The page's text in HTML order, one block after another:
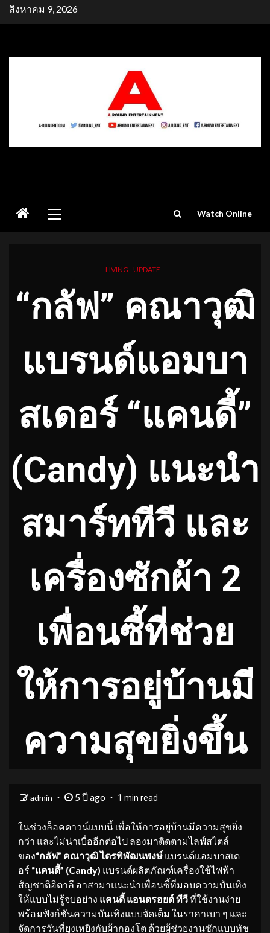
Skipสิงหาคม 9, 2026
Menu
Watch Online
LIVING UPDATE
“กลัฟ” คณาวุฒิ
แบรนด์แอมบา
สเดอร์ “แคนดี้”
(Candy) แนะนำ
สมาร์ททีวี และ
เครื่องซักผ้า 2
เพื่อนซี้ที่ช่วย
ให้การอยู่บ้านมี
ความสุขยิ่งขึ้น
admin 5 ปี ago 1 min read
ในช่วงล็อคดาวน์แบบนี้ เพื่อให้การอยู่บ้านมีความสุขยิ่ง
กว่า และไม่น่าเบื่ออีกต่อไป ลองมาติดตามไลฟ์สไตล์
ของ“กลัฟ” คณาวุฒิ ไตรพิพัฒนพงษ์ แบรนด์แอมบาสเด
อร์ “แคนดี้” (Candy) แบรนด์ผลิตภัณฑ์เครื่องใช้ไฟฟ้า
สัญชาติอิตาลี อาสามาแนะนำเพื่อนซี้ที่มอบความบันเทิง
ให้แบบไม่รู้จบอย่าง แคนดี้ แอนดรอยด์ ทีวีที่ใช้งานง่าย
พร้อมฟังก์ชันความบันเทิงแบบจัดเต็ม ในราคาเบา ๆ และ
จัดการวันที่ยุงเหยิงกับผ้ากองโต ด้วยผู้ช่วยงานซักแบบทัช